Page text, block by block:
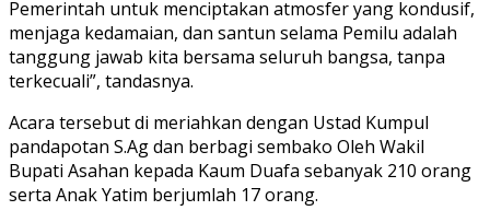
Pemerintah untuk menciptakan atmosfer yang kondusif,
menjaga kedamaian, dan santun selama Pemilu adalah
tanggung jawab kita bersama seluruh bangsa, tanpa
terkecuali”, tandasnya.
Acara tersebut di meriahkan dengan Ustad Kumpul
pandapotan S.Ag dan berbagi sembako Oleh Wakil
Bupati Asahan kepada Kaum Duafa sebanyak 210 orang
serta Anak Yatim berjumlah 17 orang.